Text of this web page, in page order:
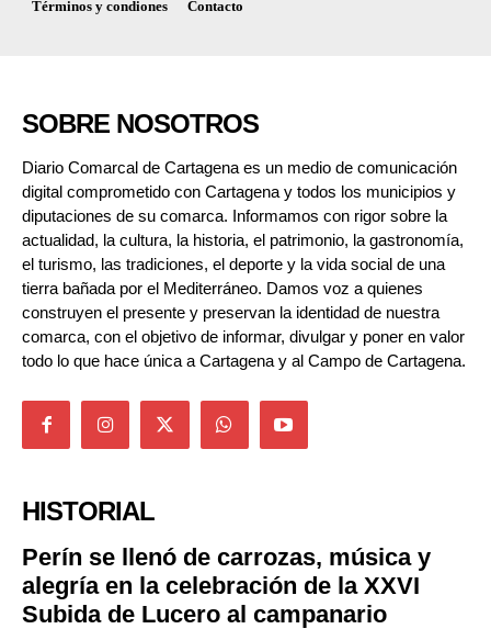
Términos y condiones Contacto
SOBRE NOSOTROS
Diario Comarcal de Cartagena es un medio de comunicación
digital comprometido con Cartagena y todos los municipios y
diputaciones de su comarca. Informamos con rigor sobre la
actualidad, la cultura, la historia, el patrimonio, la gastronomía,
el turismo, las tradiciones, el deporte y la vida social de una
tierra bañada por el Mediterráneo. Damos voz a quienes
construyen el presente y preservan la identidad de nuestra
comarca, con el objetivo de informar, divulgar y poner en valor
todo lo que hace única a Cartagena y al Campo de Cartagena.
HISTORIAL
Perín se llenó de carrozas, música y
alegría en la celebración de la XXVI
Subida de Lucero al campanario